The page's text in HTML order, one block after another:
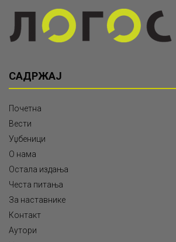
САДРЖАЈ
Почетна
Вести
Уџбеници
О нама
Остала издања
Честа питања
За наставнике
Контакт
Аутори